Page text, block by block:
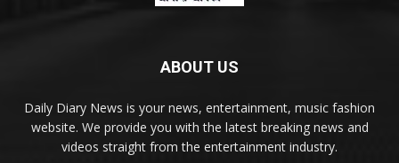
ABOUT US
Daily Diary News is your news, entertainment, music fashion
website. We provide you with the latest breaking news and
videos straight from the entertainment industry.